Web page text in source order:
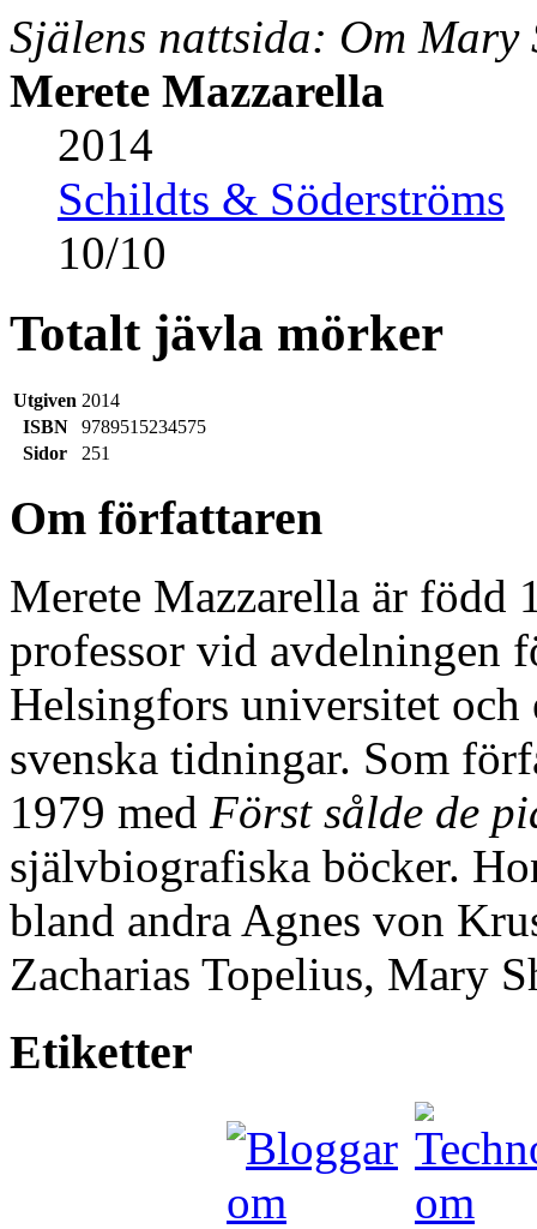
Själens nattsida: Om Mary
Merete Mazzarella
2014
Schildts & Söderströms
10/10
Totalt jävla mörker
Utgiven 2014
ISBN
9789515234575
Sidor
251
Om författaren
Merete Mazzarella är född
professor vid avdelningen
Helsingfors universitet
svenska tidningar. Som
1979 med Först sålde de
självbiografiska böcker.
bland andra Agnes von
Zacharias Topelius, Mary
Etiketter